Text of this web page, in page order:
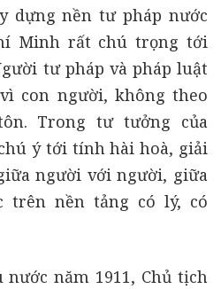
dựng nền tư pháp nước
Minh rất chú trọng tới
tư pháp và pháp luật
con người, không theo
Trong tư tưởng của
ý tới tính hài hoà, giải
người với người, giữa
trên nền tảng có lý, có
năm 1911, Chủ tịch